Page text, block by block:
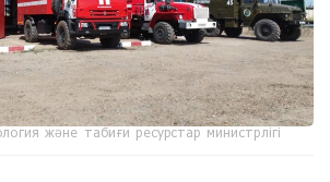
және табиғи ресурстар министрлігі